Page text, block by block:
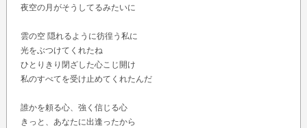
夜空の月がそうしてるみたいに
雲の空 隠れるように彷徨う私に
光をぶつけてくれたね
ひとりきり閉ざした心こじ開け
私のすべてを受け止めてくれたんだ
誰かを頼る心、強く信じる心
きっと、あなたに出逢ったから